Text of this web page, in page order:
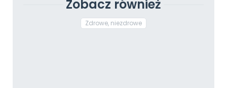
Zobacz również
Zdrowe, niezdrowe